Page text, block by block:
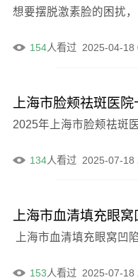
想要摆脱激素脸的困扰
2025-04-18
154人看过
2025年上海市脸颊祛斑
2025-07-18
134人看过
上海市血清填充眼窝凹
2025-07-18
153人看过